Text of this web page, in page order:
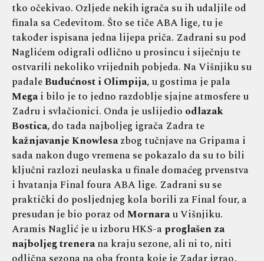
tko očekivao. Ozljede nekih igrača su ih udaljile od
finala sa Cedevitom. Što se tiče ABA lige, tu je
također ispisana jedna lijepa priča. Zadrani su pod
Naglićem odigrali odlično u prosincu i siječnju te
ostvarili nekoliko vrijednih pobjeda. Na Višnjiku su
padaleBudućnost i Olimpija, u gostima je pala
Megai bilo je to jedno razdoblje sjajne atmosfere u
Zadru i svlačionici. Onda je uslijedio odlazak
Bostica, do tada najboljeg igrača Zadra te
kažnjavanje Knowlesazbog tučnjave na Gripama i
sada nakon dugo vremena se pokazalo da su to bili
ključni razlozi neulaska u finale domaćeg prvenstva
i hvatanja Final foura ABA lige. Zadrani su se
praktički do posljednjeg kola borili za Final four, a
presudan je bio poraz odMornarau Višnjiku.
Aramis Naglić je u izboru HKS-aproglašen za
najboljeg trenerana kraju sezone, ali ni to, niti